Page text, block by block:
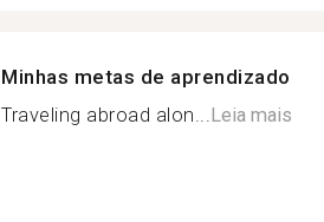
Minhas metas de aprendizado
Traveling abroad alon...Leia mais